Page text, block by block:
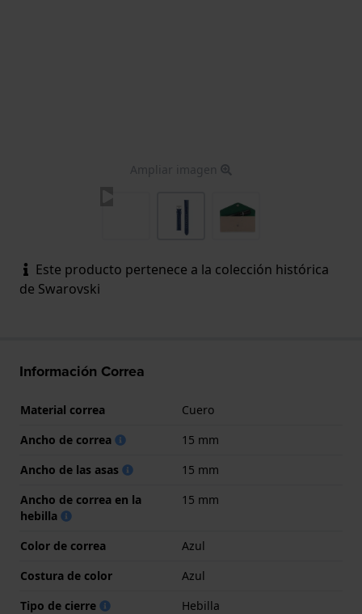
Ampliar imagen
Este producto pertenece a la colección histórica
de Swarovski
Información Correa
Material correa
Cuero
Ancho de correa
15 mm
Ancho de las asas
15 mm
Ancho de correa en la
hebilla
15 mm
Color de correa
Azul
Costura de color
Azul
Tipo de cierre
Hebilla